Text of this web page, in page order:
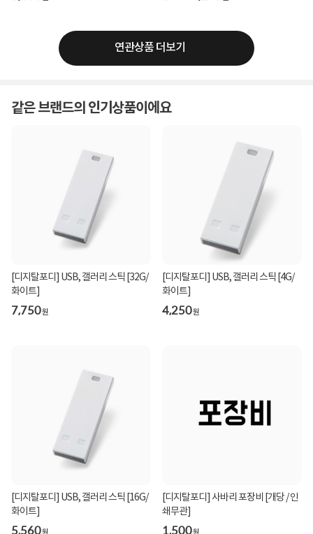
연관상품 더보기
같은 브랜드의 인기상품이에요
[디지탈포디] USB, 갤러리 스틱 [32G/
화이트]
7,750원
[디지탈포디] USB, 갤러리 스틱 [4G/
화이트]
4,250원
[디지탈포디] USB, 갤러리 스틱 [16G/
화이트]
5,560
[디지탈포디] 사바리 포장비 [개당 / 인
쇄무관]
1,500